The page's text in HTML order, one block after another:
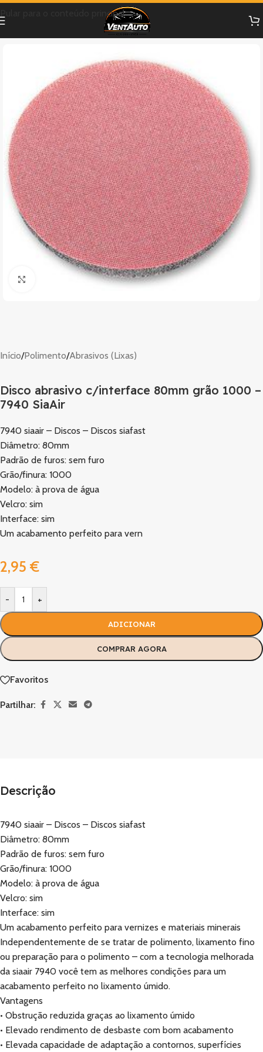
Pular para o conteúdo principal
Clique para ampliar
Início/Polimento/Abrasivos (Lixas)
Disco abrasivo c/interface 80mm grão 1000 –
7940 SiaAir
7940 siaair – Discos – Discos siafast
Diâmetro: 80mm
Padrão de furos: sem furo
Grão/finura: 1000
Modelo: à prova de água
Velcro: sim
Interface: sim
Um acabamento perfeito para vern
2,95 €
- +
ADICIONAR
COMPRAR AGORA
Favoritos
Partilhar:
Descrição
7940 siaair – Discos – Discos siafast
Diâmetro: 80mm
Padrão de furos: sem furo
Grão/finura: 1000
Modelo: à prova de água
Velcro: sim
Interface: sim
Um acabamento perfeito para vernizes e materiais minerais
Independentemente de se tratar de polimento, lixamento fino
ou preparação para o polimento – com a tecnologia melhorada
da siaair 7940 você tem as melhores condições para um
acabamento perfeito no lixamento úmido.
Vantagens
• Obstrução reduzida graças ao lixamento úmido
• Elevado rendimento de desbaste com bom acabamento
• Elevada capacidade de adaptação a contornos, superfícies